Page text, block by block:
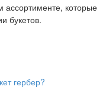
ассортименте, которые
букетов.
гербер?